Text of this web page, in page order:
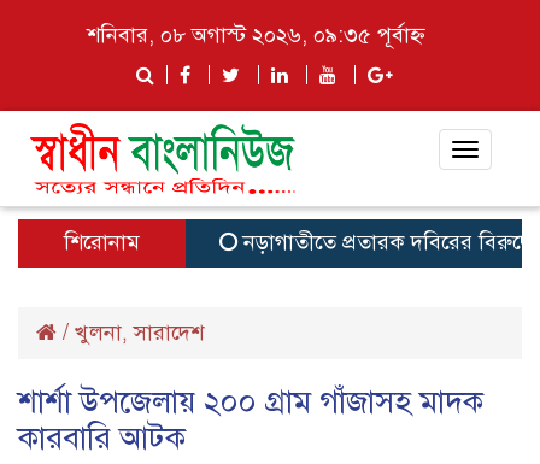
শনিবার, ০৮ অগাস্ট ২০২৬, ০৯:৩৫ পূর্বাহ্ন
Toggle
শিরোনাম নড়াগাতীতে প্রতারক দবিরের বিরুদ্ধে
/ খুলনা,সারাদেশ
শার্শা উপজেলায় ২০০ গ্রাম গাঁজাসহ মাদক
কারবারি আটক